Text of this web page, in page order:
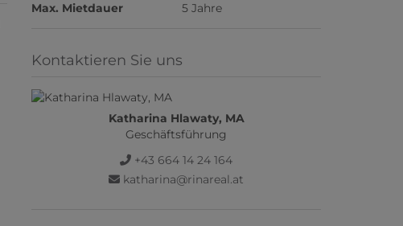
Max. Mietdauer
5 Jahre
Kontaktieren Sie uns
Katharina Hlawaty, MA
Geschäftsführung
+43 664 14 24 164
katharina@rinareal.at